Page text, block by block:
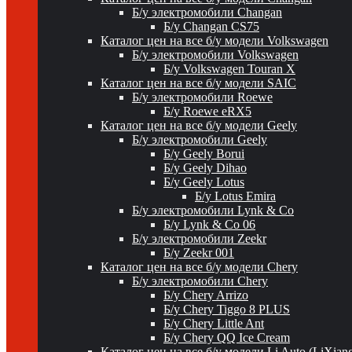
Б/у электромобили Changan
Б/у Changan CS75
Каталог цен на все б/у модели Volkswagen
Б/у электромобили Volkswagen
Б/у Volkswagen Touran X
Каталог цен на все б/у модели SAIC
Б/у электромобили Roewe
Б/у Roewe eRX5
Каталог цен на все б/у модели Geely
Б/у электромобили Geely
Б/у Geely Borui
Б/у Geely Dihao
Б/у Geely Lotus
Б/у Lotus Emira
Б/у электромобили Lynk & Co
Б/у Lynk & Co 06
Б/у электромобили Zeekr
Б/у Zeekr 001
Каталог цен на все б/у модели Chery
Б/у электромобили Chery
Б/у Chery Arrizo
Б/у Chery Tiggo 8 PLUS
Б/у Chery Little Ant
Б/у Chery QQ Ice Cream